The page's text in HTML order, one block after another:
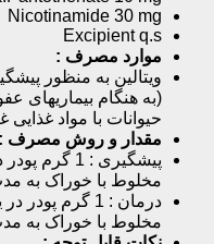
Nicotinamide 30 mg
Excipient q.s
موارد مصرف :‌
ویتالین به منظور
(به هنگام بیماریهای
حیوانات با مواد
مقدار و روش مصرف‌ :
مخلوط‌ با خوراک‌ به‌
درمان‌ : 1 گرم‌
مخلوط‌ با خوراک‌ به‌